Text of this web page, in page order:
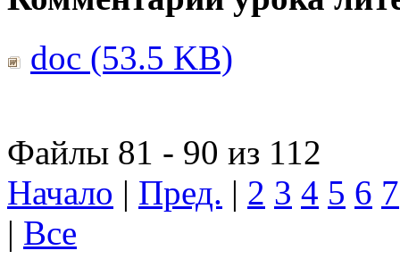
doc (53.5 KB)
Файлы 81 - 90 из 112
Начало | Пред. | 2 3 4 5 6 7
| Все